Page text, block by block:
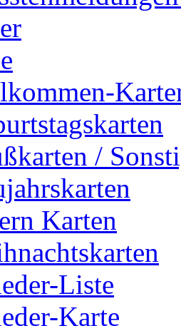
/
Karten
Liste
Karte